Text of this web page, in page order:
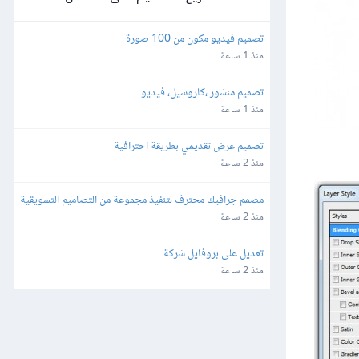
تصميم فيديو مكون من 100 صورة
منذ 1 ساعة
تصميم منشور ،كاروسيل، فيديو
منذ 1 ساعة
تصميم عرض تقديمي بطريقة احترافية
منذ 2 ساعة
مصمم جرافيك محترف لتنفيذ مجموعة من التصاميم التسويقية
منذ 2 ساعة
تعديل على بروفايل شركة
منذ 2 ساعة